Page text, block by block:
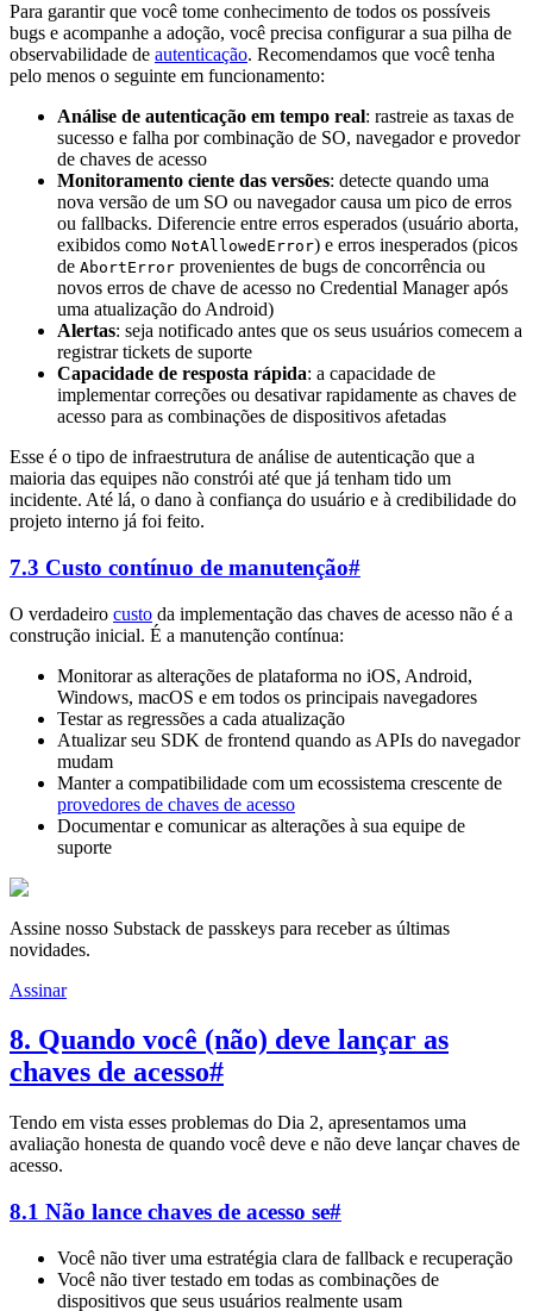
Para garantir que você tome conhecimento de todos os possíveis
bugs e acompanhe a adoção, você precisa configurar a sua pilha de
observabilidade de autenticação. Recomendamos que você tenha
pelo menos o seguinte em funcionamento:
Análise de autenticação em tempo real: rastreie as taxas de
sucesso e falha por combinação de SO, navegador e provedor
de chaves de acesso
Monitoramento ciente das versões: detecte quando uma
nova versão de um SO ou navegador causa um pico de erros
ou fallbacks. Diferencie entre erros esperados (usuário aborta,
exibidos como NotAllowedError) e erros inesperados (picos
de AbortError provenientes de bugs de concorrência ou
novos erros de chave de acesso no Credential Manager após
uma atualização do Android)
Alertas: seja notificado antes que os seus usuários comecem a
registrar tickets de suporte
Capacidade de resposta rápida: a capacidade de
implementar correções ou desativar rapidamente as chaves de
acesso para as combinações de dispositivos afetadas
Esse é o tipo de infraestrutura de análise de autenticação que a
maioria das equipes não constrói até que já tenham tido um
incidente. Até lá, o dano à confiança do usuário e à credibilidade do
projeto interno já foi feito.
7.3 Custo contínuo de manutenção#
O verdadeiro custo da implementação das chaves de acesso não é a
construção inicial. É a manutenção contínua:
Monitorar as alterações de plataforma no iOS, Android,
Windows, macOS e em todos os principais navegadores
Testar as regressões a cada atualização
Atualizar seu SDK de frontend quando as APIs do navegador
mudam
Manter a compatibilidade com um ecossistema crescente de
provedores de chaves de acesso
Documentar e comunicar as alterações à sua equipe de
suporte
Assine nosso Substack de passkeys para receber as últimas
novidades.
Assinar
8. Quando você (não) deve lançar as
chaves de acesso#
Tendo em vista esses problemas do Dia 2, apresentamos uma
avaliação honesta de quando você deve e não deve lançar chaves de
acesso.
8.1 Não lance chaves de acesso se#
Você não tiver uma estratégia clara de fallback e recuperação
Você não tiver testado em todas as combinações de
dispositivos que seus usuários realmente usam